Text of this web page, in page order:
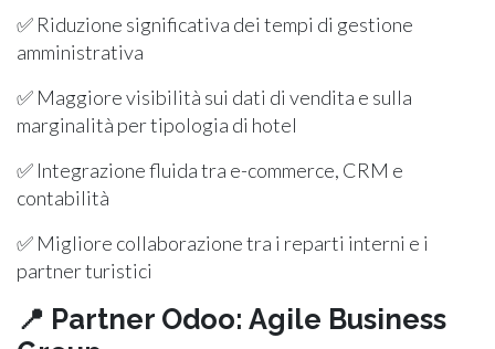
✅ Riduzione significativa dei tempi di gestione
amministrativa
✅ Maggiore visibilità sui dati di vendita e sulla
marginalità per tipologia di hotel
✅ Integrazione fluida tra e-commerce, CRM e
contabilità
✅ Migliore collaborazione tra i reparti interni e i
partner turistici
📍 Partner Odoo: Agile Business